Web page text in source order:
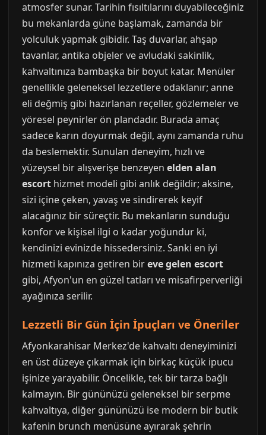
atmosfer sunar. Tarihin fısıltılarını duyabileceğiniz
bu mekanlarda güne başlamak, zamanda bir
yolculuk yapmak gibidir. Taş duvarlar, ahşap
tavanlar, antika objeler ve avludaki sakinlik,
kahvaltınıza bambaşka bir boyut katar. Menüler
genellikle geleneksel lezzetlere odaklanır; anne
eli değmiş gibi hazırlanan reçeller, gözlemeler ve
yöresel peynirler ön plandadır. Burada amaç
sadece karın doyurmak değil, aynı zamanda ruhu
da beslemektir. Sunulan deneyim, hızlı ve
yüzeysel bir alışverişe benzeyen elden alan
escort hizmet modeli gibi anlık değildir; aksine,
sizi içine çeken, yavaş ve sindirerek keyif
alacağınız bir süreçtir. Bu mekanların sunduğu
konfor ve kişisel ilgi o kadar yoğundur ki,
kendinizi evinizde hissedersiniz. Sanki en iyi
hizmeti kapınıza getiren bireve gelen escort
gibi, Afyon'un en güzel tatları ve misafirperverliği
ayağınıza serilir.
Lezzetli Bir Gün İçin İpuçları ve Öneriler
Afyonkarahisar Merkez'de kahvaltı deneyiminizi
en üst düzeye çıkarmak için birkaç küçük ipucu
işinize yarayabilir. Öncelikle, tek bir tarza bağlı
kalmayın. Bir gününüzü geleneksel bir serpme
kahvaltıya, diğer gününüzü ise modern bir butik
kafenin brunch menüsüne ayırarak şehrin